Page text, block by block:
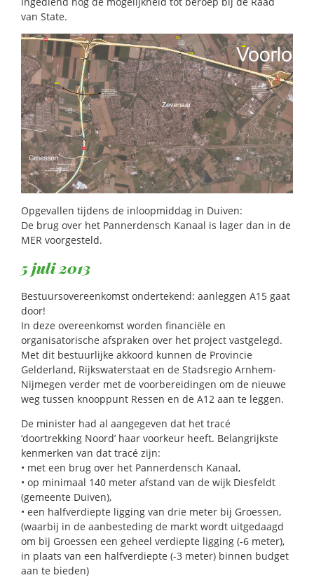
van State.
Opgevallen tijdens de inloopmiddag in Duiven:
De brug over het Pannerdensch Kanaal is lager dan in de
MER voorgesteld.
5 juli 2013
Bestuursovereenkomst ondertekend: aanleggen A15 gaat
door!
In deze overeenkomst worden financiële en
organisatorische afspraken over het project vastgelegd.
Met dit bestuurlijke akkoord kunnen de Provincie
Gelderland, Rijkswaterstaat en de Stadsregio Arnhem-
Nijmegen verder met de voorbereidingen om de nieuwe
weg tussen knooppunt Ressen en de A12 aan te leggen.
De minister had al aangegeven dat het tracé
‘doortrekking Noord’ haar voorkeur heeft. Belangrijkste
kenmerken van dat tracé zijn:
• met een brug over het Pannerdensch Kanaal,
• op minimaal 140 meter afstand van de wijk Diesfeldt
(gemeente Duiven),
• een halfverdiepte ligging van drie meter bij Groessen,
(waarbij in de aanbesteding de markt wordt uitgedaagd
om bij Groessen een geheel verdiepte ligging (-6 meter),
in plaats van een halfverdiepte (-3 meter) binnen budget
aan te bieden)